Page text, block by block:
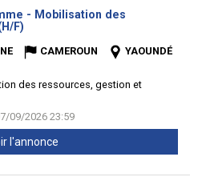
- Mobilisation des
F)
CAMEROUN
YAOUNDÉ
des ressources, gestion et
09/2026 23:59
l'annonce